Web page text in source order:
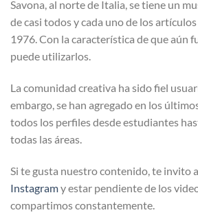
Savona, al norte de Italia, se tiene un
de casi todos y cada uno de los
1976. Con la característica de que aún
puede utilizarlos.
La comunidad creativa ha sido fiel
embargo, se han agregado en los
todos los perfiles desde estudiantes
todas las áreas.
Si te gusta nuestro contenido, te invito
Instagramy estar pendiente de los
compartimos constantemente.